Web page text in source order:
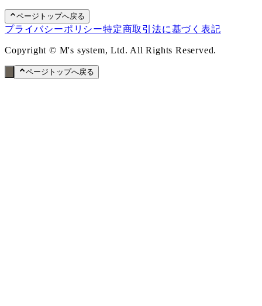
ページトップへ戻る
プライバシーポリシー特定商取引法に基づく表記
Copyright © M's system, Ltd. All Rights Reserved.
ページトップへ戻る